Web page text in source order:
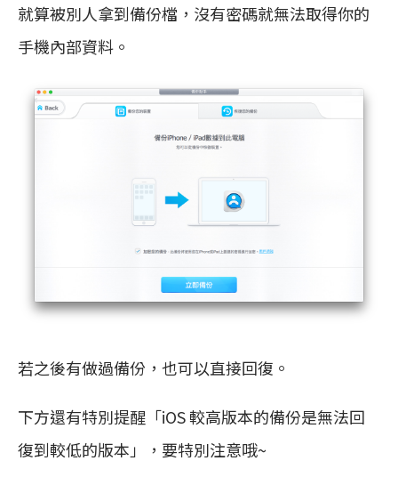
就算被別人拿到備份檔，沒有密碼就無法取得你的
手機內部資料。
若之後有做過備份，也可以直接回復。
下方還有特別提醒「iOS 較高版本的備份是無法回
復到較低的版本」，要特別注意哦~